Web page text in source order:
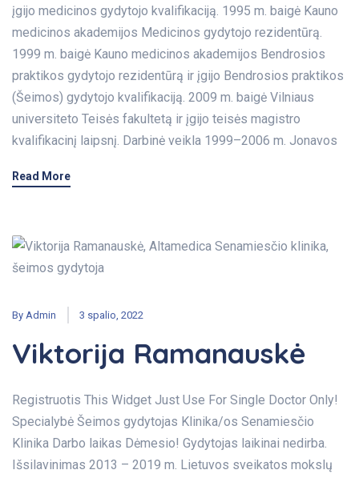
įgijo medicinos gydytojo kvalifikaciją. 1995 m. baigė Kauno
medicinos akademijos Medicinos gydytojo rezidentūrą.
1999 m. baigė Kauno medicinos akademijos Bendrosios
praktikos gydytojo rezidentūrą ir įgijo Bendrosios praktikos
(Šeimos) gydytojo kvalifikaciją. 2009 m. baigė Vilniaus
universiteto Teisės fakultetą ir įgijo teisės magistro
kvalifikacinį laipsnį. Darbinė veikla 1999–2006 m. Jonavos
Read More
By Admin 3 spalio, 2022
Viktorija Ramanauskė
Registruotis This Widget Just Use For Single Doctor Only!
Specialybė Šeimos gydytojas Klinika/os Senamiesčio
Klinika Darbo laikas Dėmesio! Gydytojas laikinai nedirba.
Išsilavinimas 2013 – 2019 m. Lietuvos sveikatos mokslų